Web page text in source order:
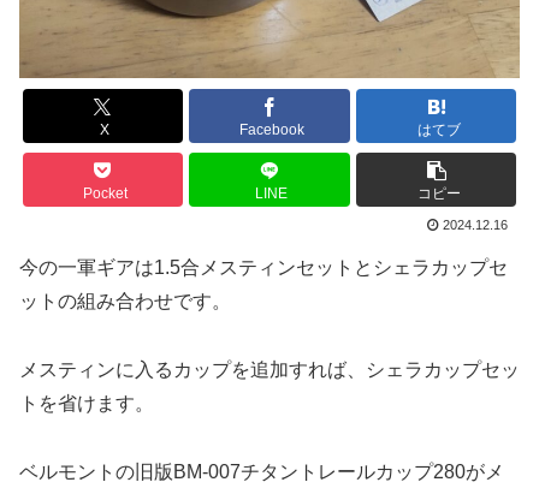
X Facebook はてブ
Pocket LINE コピー
2024.12.16
今の一軍ギアは1.5合メスティンセットとシェラカップセ
ットの組み合わせです。
メスティンに入るカップを追加すれば、シェラカップセッ
トを省けます。
ベルモントの旧版BM-007チタントレールカップ280がメ